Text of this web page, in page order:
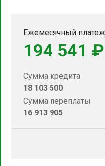
Ежемесячный платеж
194 541 ₽
Сумма кредита
18 103 500
Сумма переплаты
16 913 905